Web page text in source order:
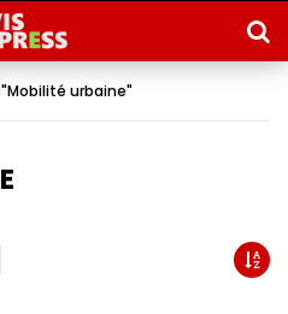
urbaine"